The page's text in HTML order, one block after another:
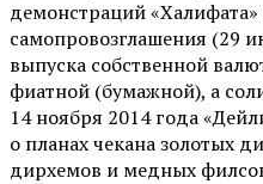
демонстраций «Халифата»
самопровозглашения (29
выпуска собственной
фиатной (бумажной), а
14 ноября 2014 года
о планах чекана золотых
дирхемов и медных